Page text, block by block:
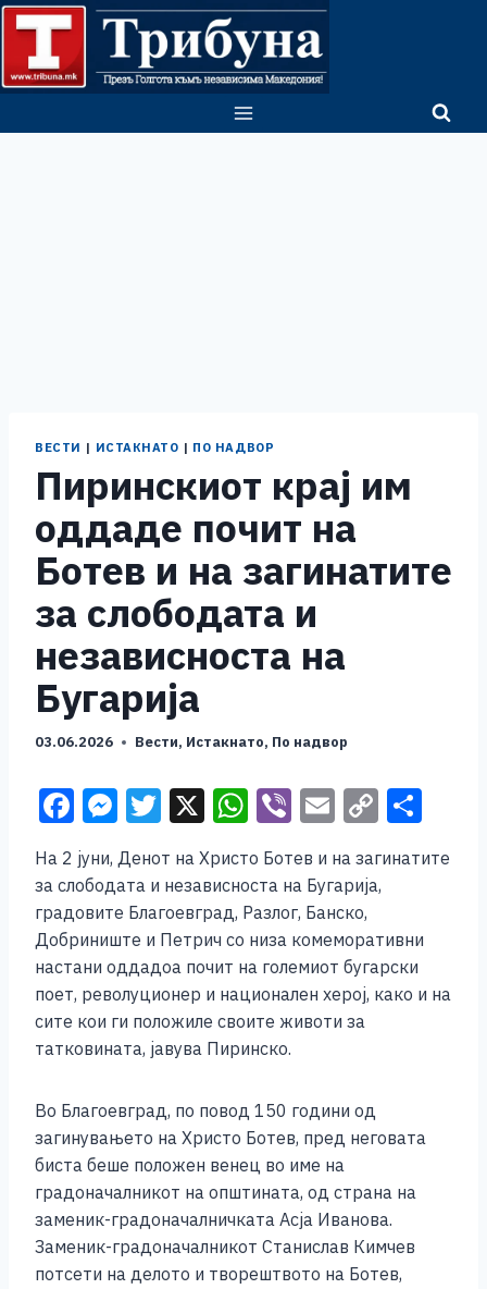
Skip
content
ВЕСТИ | ИСТАКНАТО | ПО НАДВОР
Пиринскиот крај им
оддаде почит на
Ботев и на загинатите
за слободата и
независноста на
Бугарија
03.06.2026 Вести, Истакнато, По надвор
F
a
c
e
b
o
o
k
M
e
ss
e
n
g
er
T
tt
er
X W
h
at
s
A
p
p
Vi
er
E
ai
l
C
p
Li
n
k
ar
На 2 јуни, Денот на Христо Ботев и на загинатите
за слободата и независноста на Бугарија,
градовите Благоевград, Разлог, Банско,
Добриниште и Петрич со низа комеморативни
настани оддадоа почит на големиот бугарски
поет, револуционер и национален херој, како и на
сите кои ги положиле своите животи за
татковината, јавува Пиринско.
Во Благоевград, по повод 150 години од
загинувањето на Христо Ботев, пред неговата
биста беше положен венец во име на
градоначалникот на општината, од страна на
заменик-градоначалничката Асја Иванова.
Заменик-градоначалникот Станислав Кимчев
потсети на делото и творештвото на Ботев,